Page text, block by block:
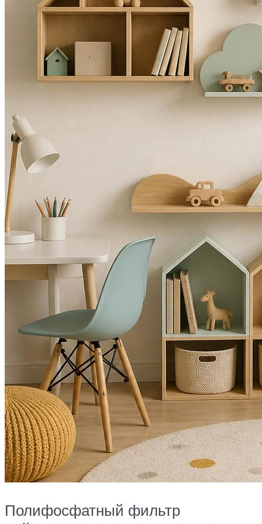
Полифосфатный фильтр